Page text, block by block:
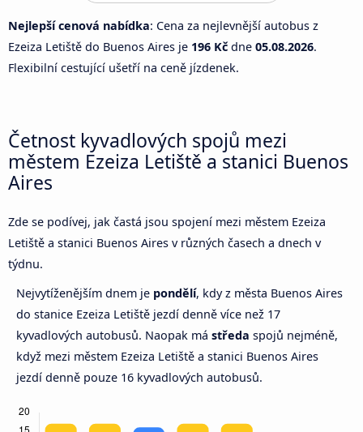
Nejlepší cenová nabídka: Cena za nejlevnější autobus z
Ezeiza Letiště do Buenos Aires je 196 Kč dne 05.08.2026.
Flexibilní cestující ušetří na ceně jízdenek.
Četnost kyvadlových spojů mezi
městem Ezeiza Letiště a stanici Buenos
Aires
Zde se podívej, jak častá jsou spojení mezi městem Ezeiza
Letiště a stanici Buenos Aires v různých časech a dnech v
týdnu.
Nejvytíženějším dnem je pondělí, kdy z města Buenos Aires
do stanice Ezeiza Letiště jezdí denně více než 17
kyvadlových autobusů. Naopak má středa spojů nejméně,
když mezi městem Ezeiza Letiště a stanici Buenos Aires
jezdí denně pouze 16 kyvadlových autobusů.